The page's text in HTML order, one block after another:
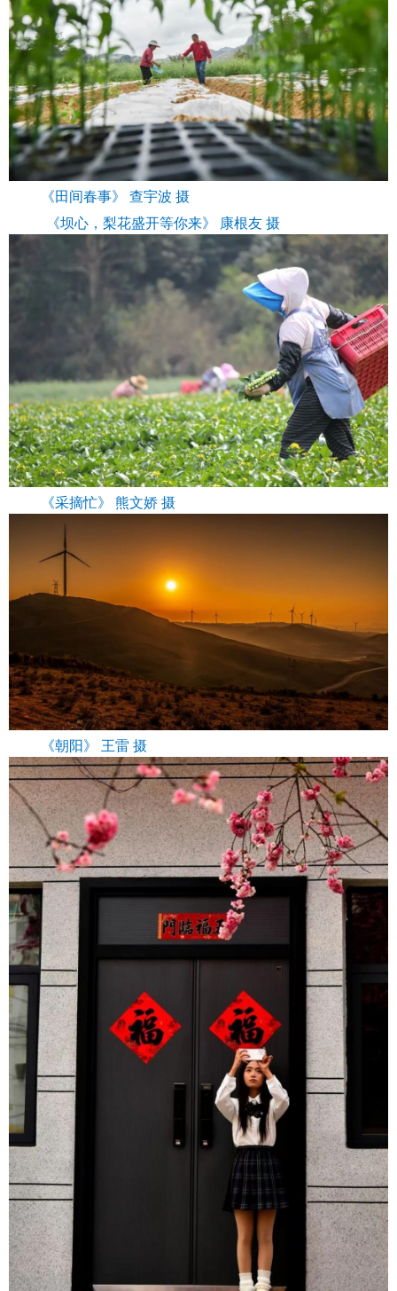
《田间春事》 查宇波 摄
《坝心，梨花盛开等你来》 康根友 摄
《采摘忙》 熊文娇 摄
《朝阳》 王雷 摄